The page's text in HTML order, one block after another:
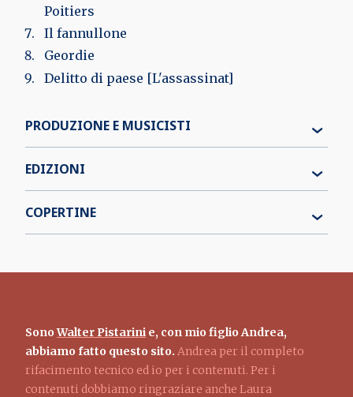
Poitiers
Il fannullone
Geordie
Delitto di paese [L'assassinat]
PRODUZIONE E MUSICISTI
EDIZIONI
COPERTINE
SonoWalter Pistarini e, con mio figlio Andrea,
abbiamo fatto questo sito. Andrea per il completo
rifacimento tecnico ed io per i contenuti. Per i
contenuti dobbiamo ringraziare anche Laura